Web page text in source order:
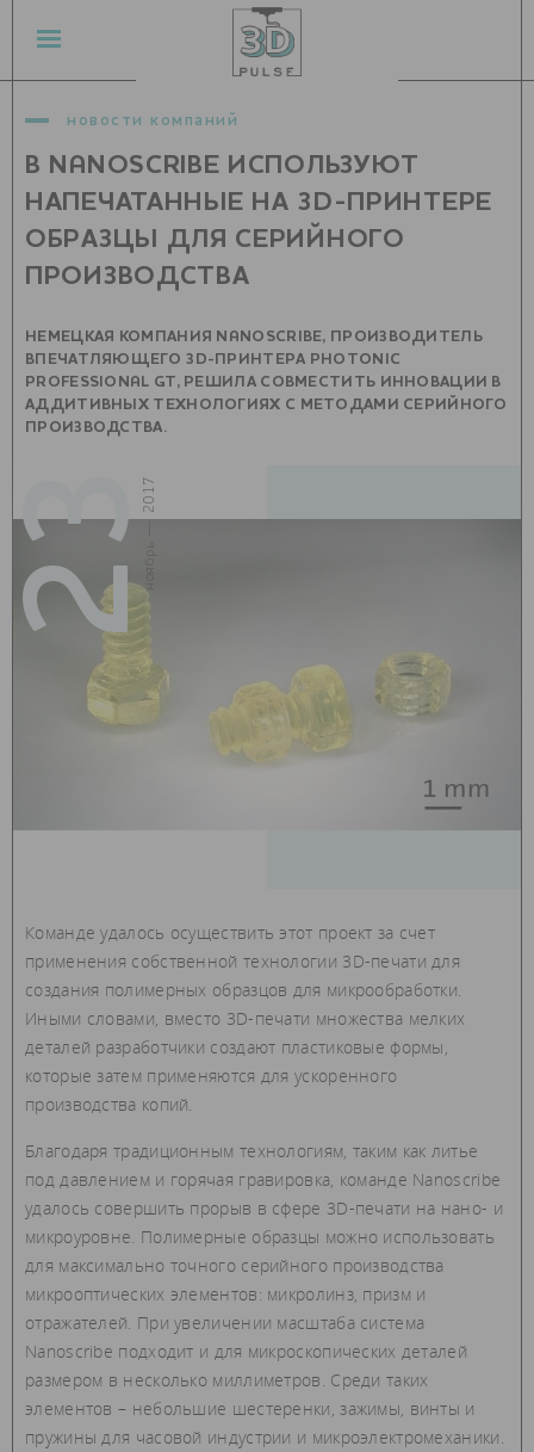
новости компаний
В NANOSCRIBE ИСПОЛЬЗУЮТ
НАПЕЧАТАННЫЕ НА 3D-ПРИНТЕРЕ
ОБРАЗЦЫ ДЛЯ СЕРИЙНОГО
ПРОИЗВОДСТВА
НЕМЕЦКАЯ КОМПАНИЯ NANOSCRIBE, ПРОИЗВОДИТЕЛЬ
ВПЕЧАТЛЯЮЩЕГО 3D-ПРИНТЕРА PHOTONIC
PROFESSIONAL GT, РЕШИЛА СОВМЕСТИТЬ ИННОВАЦИИ В
АДДИТИВНЫХ ТЕХНОЛОГИЯХ С МЕТОДАМИ СЕРИЙНОГО
ПРОИЗВОДСТВА.
23
ноябрь — 2017
Команде удалось осуществить этот проект за счет
применения собственной технологии 3D-печати для
создания полимерных образцов для микрообработки.
Иными словами, вместо 3D-печати множества мелких
деталей разработчики создают пластиковые формы,
которые затем применяются для ускоренного
производства копий.
Благодаря традиционным технологиям, таким как литье
под давлением и горячая гравировка, команде Nanoscribe
удалось совершить прорыв в сфере 3D-печати на нано- и
микроуровне. Полимерные образцы можно использовать
для максимально точного серийного производства
микрооптических элементов: микролинз, призм и
отражателей. При увеличении масштаба система
Nanoscribe подходит и для микроскопических деталей
размером в несколько миллиметров. Среди таких
элементов – небольшие шестеренки, зажимы, винты и
пружины для часовой индустрии и микроэлектромеханики.